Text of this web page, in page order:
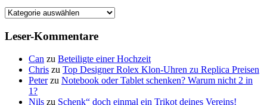
Geschenkidee-
Leser-Kommentare
Can zu Beteiligte einer Hochzeit
Chris zu Top Designer Rolex Klon-Uhren zu Replica Preisen
Peterzu Notebook oder Tablet schenken? Warum nicht 2 in
1?
Nils zu Schenk“ doch einmal ein Trikot deines Vereins!